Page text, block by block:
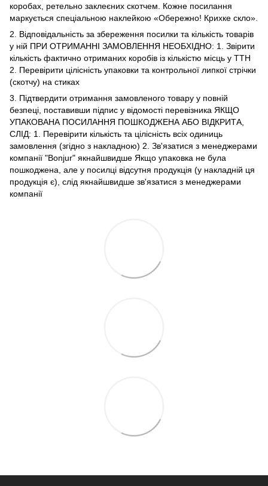
коробах, ретельно заклеєних скотчем. Кожне посилання
маркується спеціальною наклейкою «Обережно! Крихке скло».
2. Відповідальність за збереження посилки та кількість товарів
у ній ПРИ ОТРИМАННІ ЗАМОВЛЕННЯ НЕОБХІДНО: 1. Звірити
кількість фактично отриманих коробів із кількістю місць у ТТН
2. Перевірити цілісність упаковки та контрольної липкої стрічки
(скотчу) на стиках
3. Підтвердити отримання замовленого товару у повній
безпеці, поставивши підпис у відомості перевізника ЯКЩО
УПАКОВАНА ПОСИЛАННЯ ПОШКОДЖЕНА АБО ВІДКРИТА,
СЛІД: 1. Перевірити кількість та цілісність всіх одиниць
замовлення (згідно з накладною) 2. Зв'язатися з менеджерами
компанії "Bonjur" якнайшвидше Якщо упаковка не була
пошкоджена, але у посилці відсутня продукція (у накладній ця
продукція є), слід якнайшвидше зв'язатися з менеджерами
компанії